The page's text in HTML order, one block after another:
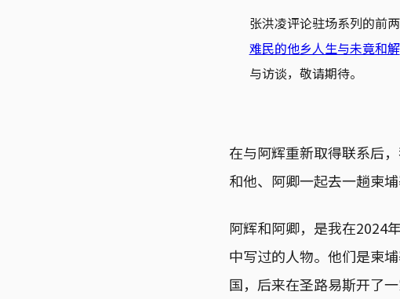
张洪凌评论驻场系列的前
难民的他乡人生与未竟和解
与访谈，敬请期待。
在与阿辉重新取得联系后
和他、阿卿一起去一趟柬
阿辉和阿卿，是我在2024年
中写过的人物。他们是柬
国，后来在圣路易斯开了